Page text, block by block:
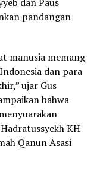
pandangan
manusia memang
dan para
ujar Gus
bahwa
KH
Qanun Asasi